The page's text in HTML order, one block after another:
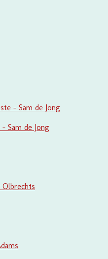
- Sam de Jong
Sam de Jong
Olbrechts